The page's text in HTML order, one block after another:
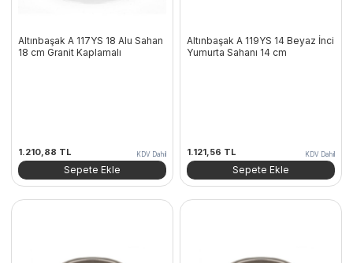
Altınbaşak A 117YS 18 Alu Sahan
18 cm Granit Kaplamalı
1.210,88 TL KDV Dahil
Sepete Ekle
Altınbaşak A 119YS 14 Beyaz İnci
Yumurta Sahanı 14 cm
1.121,56 TL KDV Dahil
Sepete Ekle